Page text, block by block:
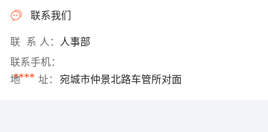
联系我们
联 系 人： 人事部
联系手机：
****
地 址： 宛城市仲景北路车管所对面